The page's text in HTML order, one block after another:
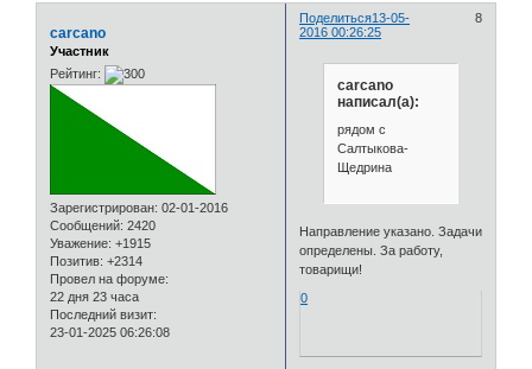
Поделиться 8
13-05-
2016 00:26:25
carcano
Участник
Рейтинг:
Зарегистрирован: 02-01-2016
Сообщений: 2420
Уважение: +1915
Позитив: +2314
Провел на форуме:
22 дня 23 часа
Последний визит:
23-01-2025 06:26:08
carcano
написал(а):
рядом с
Салтыкова-
Щедрина
Направление указано. Задачи
определены. За работу,
товарищи!
0